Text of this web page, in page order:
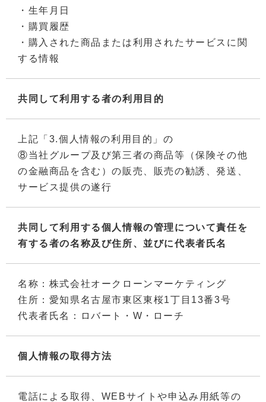
・生年月日
・購買履歴
・購入された商品または利用されたサービスに関
する情報
共同して利用する者の利用目的
上記「3.個人情報の利用目的」の
⑧当社グループ及び第三者の商品等（保険その他
の金融商品を含む）の販売、販売の勧誘、発送、
サービス提供の遂行
共同して利用する個人情報の管理について責任を
有する者の名称及び住所、並びに代表者氏名
名称：株式会社オークローンマーケティング
住所：愛知県名古屋市東区東桜1丁目13番3号
代表者氏名：ロバート・W・ローチ
個人情報の取得方法
電話による取得、WEBサイトや申込み用紙等の